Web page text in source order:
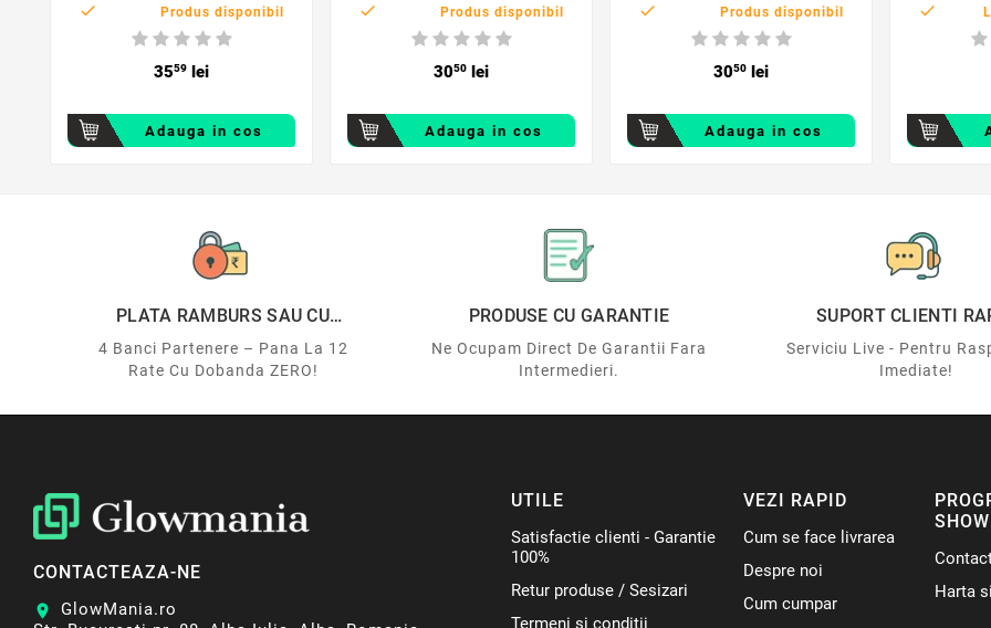
 Produs disponibil
3559 lei
Adauga in cos
 Produs disponibil
3050 lei
Adauga in cos
 Produs disponibil
3050 lei
Adauga in cos

PLATA RAMBURS SAU CU
4 Banci Partenere – Pana La 12
Rate Cu Dobanda ZERO!
PRODUSE CU GARANTIE
Ne Ocupam Direct De Garantii Fara
Intermedieri.
SUPORT CLIENTI
Serviciu Live - Pentru
Imediate!
CONTACTEAZA-NE
location_on
GlowMania.ro
UTILE
Satisfactie clienti - Garantie
100%
Retur produse / Sesizari
Termeni si conditii
VEZI RAPID
Cum se face livrarea
Despre noi
Cum cumpar
Harta